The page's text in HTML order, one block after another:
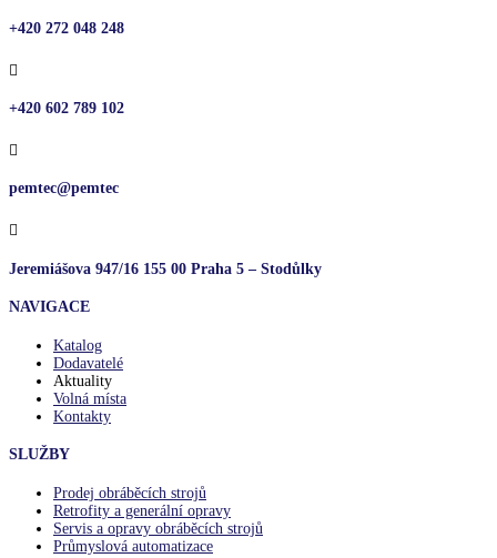
+420 272 048 248

+420 602 789 102

pemtec@pemtec

Jeremiášova 947/16 155 00 Praha 5 – Stodůlky
NAVIGACE
Katalog
Dodavatelé
Aktuality
Volná místa
Kontakty
SLUŽBY
Prodej obráběcích strojů
Retrofity a generální opravy
Servis a opravy obráběcích strojů
Průmyslová automatizace